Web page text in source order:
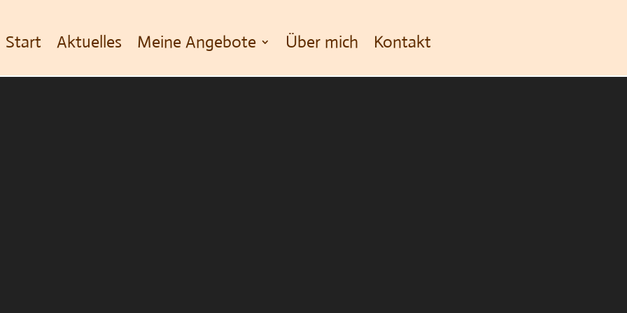
Start Aktuelles Meine Angebote Über mich Kontakt